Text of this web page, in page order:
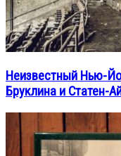
Неизвестный Нью-
Бруклина и Статен-